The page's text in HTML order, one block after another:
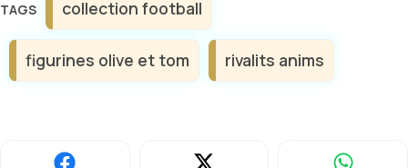
collection football
figurines olive et tom rivalits anims